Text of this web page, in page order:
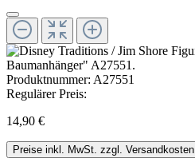
Produktnummer: A27551
Regulärer Preis:
14,90 €
Preise inkl. MwSt. zzgl. Versandkosten